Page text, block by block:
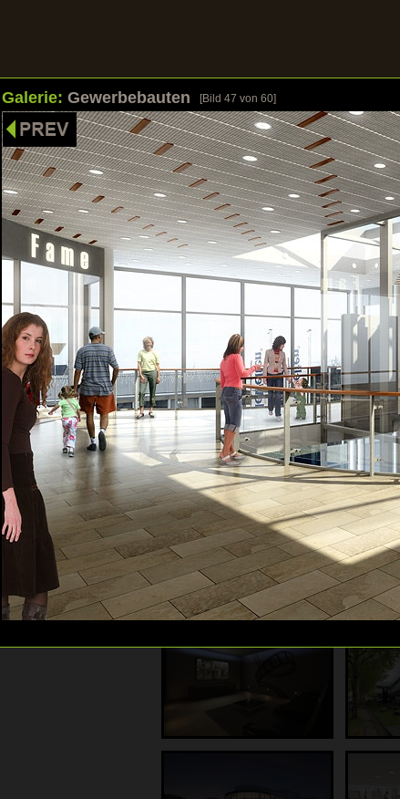
HOME UNSERE STÄRKEN REFERENZEN GALERIE
Galerie: Wohnbauten
Galerie: Gewerbebauten
Galerie: Luftbilder
Galerie: 360° Panos
Bilder sagen mehr als Worte
Klicken Sie auf ein Bild um die Galerie zu öffnen
Galerie: Gewerbebauten [Bild 47 von 60]